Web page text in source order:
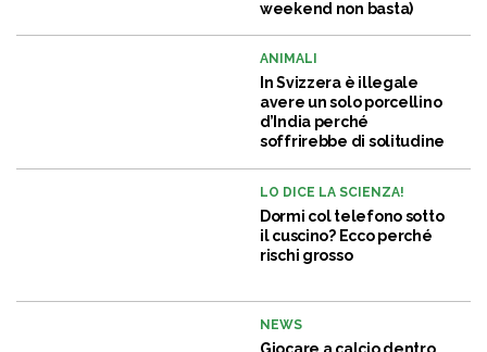
weekend non basta)
ANIMALI
In Svizzera è illegale
avere un solo porcellino
d’India perché
soffrirebbe di solitudine
LO DICE LA SCIENZA!
Dormi col telefono sotto
il cuscino? Ecco perché
rischi grosso
NEWS
Giocare a calcio dentro